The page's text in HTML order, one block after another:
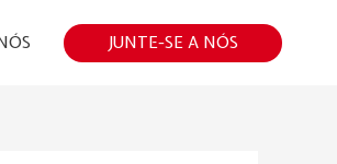
JUNTE-SE A NÓS